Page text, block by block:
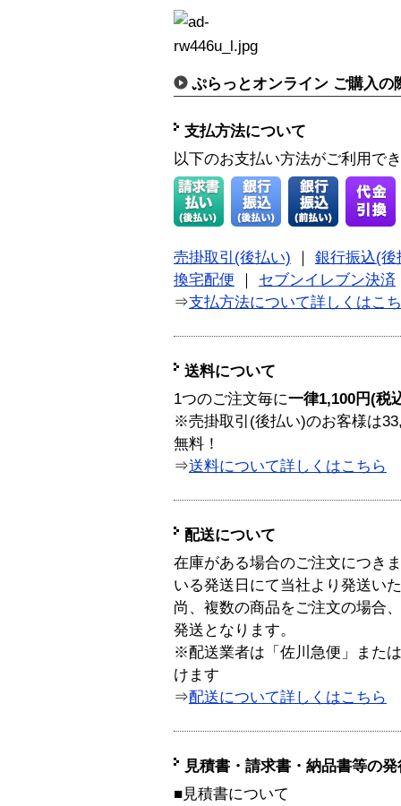
ぷらっとオンライン ご購入の
支払方法について
以下のお支払い方法がご利用で
売掛取引(後払い) ｜ 銀行振込(後
換宅配便 ｜ セブンイレブン決済
⇒支払方法について詳しくはこ
送料について
1つのご注文毎に一律1,100円(税
※売掛取引(後払い)のお客様は
無料！
⇒送料について詳しくはこちら
配送について
在庫がある場合のご注文につき
いる発送日にて当社より発送い
尚、複数の商品をご注文の場合
発送となります。
※配送業者は「佐川急便」また
けます
⇒配送について詳しくはこちら
見積書・請求書・納品書等の
■見積書について